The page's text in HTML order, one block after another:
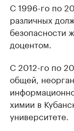
С 1996-го по
различных
безопасности
доцентом.
С 2012-го по
общей,
химии в
университете.